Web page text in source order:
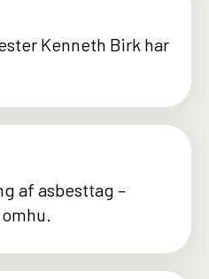
Kenneth Birk har
af asbesttag –